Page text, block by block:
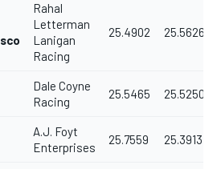
Rahal
Letterman
Lanigan
Racing
25.4902 25.5626
Dale Coyne
Racing
25.5465 25.5250
A.J. Foyt
Enterprises
25.7559 25.3913